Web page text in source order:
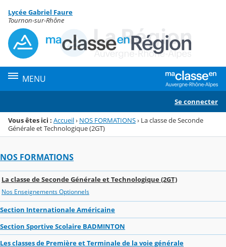
Menu de la rubrique
Contenu
Lycée Gabriel Faure
Tournon-sur-Rhône
MENU
Se connecter
Vous êtes ici : Accueil› NOS FORMATIONS› La classe de Seconde
Générale et Technologique (2GT)
NOS FORMATIONS
La classe de Seconde Générale et Technologique (2GT)
Nos Enseignements Optionnels
Section Internationale Américaine
Section Sportive Scolaire BADMINTON
Les classes de Première et Terminale de la voie générale